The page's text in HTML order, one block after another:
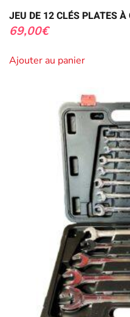
JEU DE 12 CLÉS PLATES
69,00€
Ajouter au panier